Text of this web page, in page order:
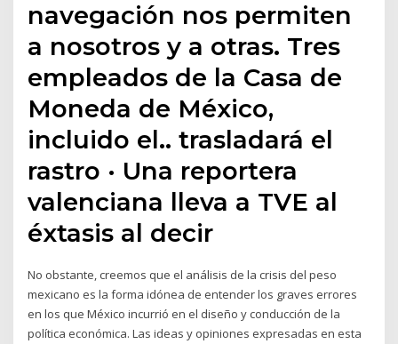
navegación nos permiten
a nosotros y a otras. Tres
empleados de la Casa de
Moneda de México,
incluido el.. trasladará el
rastro · Una reportera
valenciana lleva a TVE al
éxtasis al decir
No obstante, creemos que el análisis de la crisis del peso
mexicano es la forma idónea de entender los graves errores
en los que México incurrió en el diseño y conducción de la
política económica. Las ideas y opiniones expresadas en esta